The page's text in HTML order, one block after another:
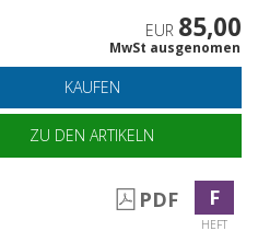
EUR 85,00
MwSt ausgenomen
KAUFEN
ZU DEN ARTIKELN
PDF F
HEFT